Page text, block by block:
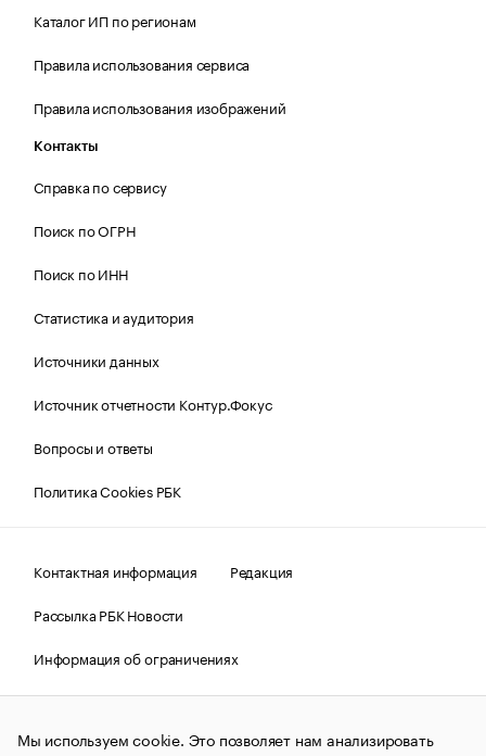
Каталог ИП по регионам
Правила использования сервиса
Правила использования изображений
Контакты
Справка по сервису
Поиск по ОГРН
Поиск по ИНН
Статистика и аудитория
Источники данных
Источник отчетности Контур.Фокус
Вопросы и ответы
Политика Cookies РБК
Контактная информация
Редакция
Рассылка РБК Новости
Информация об ограничениях
Правовая информация
О соблюдении авторских прав
© АО «РОСБИЗНЕСКОНСАЛТИНГ»,1995–2026.Сообщения
Мы используем cookie. Это позволяет нам анализировать